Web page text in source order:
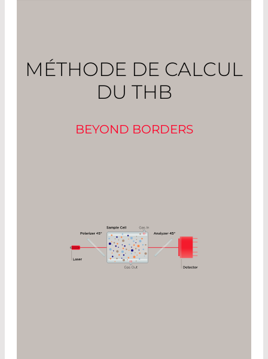
MÉTHODE DE CALCUL
DU THB
BEYOND BORDERS